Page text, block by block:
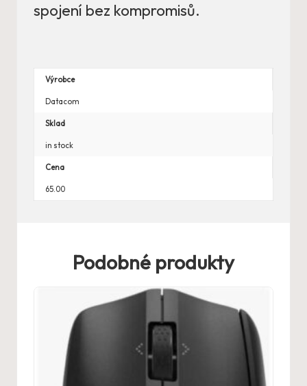
spojení bez kompromisů.
Výrobce
Datacom
Sklad
in stock
Cena
65.00
Podobné produkty